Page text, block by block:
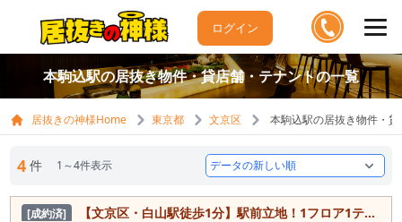
ログイン
本駒込駅の居抜き物件・貸店舗・テナントの一覧
居抜きの神様Home 東京都 文京区 本駒込駅の居抜き物件・
4 件 1～4件表示
[成約済] 【文京区・白山駅徒歩1分】駅前立地！1フロア1テナントの飲食店向けスケルトン物件